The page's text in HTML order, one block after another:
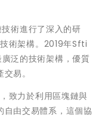
術進行了深入的研
術架構。2019年Sfti
泛的技術架構，優質
易。
致力於利用區塊鏈與
由交易體系，這個協